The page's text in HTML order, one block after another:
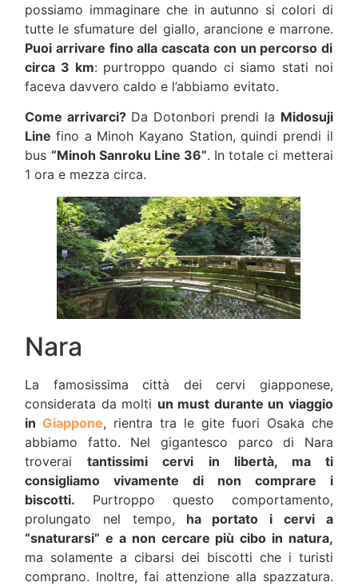
possiamo immaginare che in autunno si colori di
tutte le sfumature del giallo, arancione e marrone.
Puoi arrivare fino alla cascata con un percorso di
circa 3 km: purtroppo quando ci siamo stati noi
faceva davvero caldo e l’abbiamo evitato.
Come arrivarci? Da Dotonbori prendi la Midosuji
Linefino a Minoh Kayano Station, quindi prendi il
bus “Minoh Sanroku Line 36”. In totale ci metterai
1 ora e mezza circa.
Nara
La famosissima città dei cervi giapponese,
considerata da molti un must durante un viaggio
inGiappone, rientra tra le gite fuori Osaka che
abbiamo fatto. Nel gigantesco parco di Nara
troveraitantissimi cervi in libertà, ma ti
consigliamo vivamente di non comprare i
biscotti. Purtroppo questo comportamento,
prolungato nel tempo, ha portato i cervi a
“snaturarsi” e a non cercare più cibo in natura,
ma solamente a cibarsi dei biscotti che i turisti
comprano. Inoltre, fai attenzione alla spazzatura.